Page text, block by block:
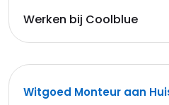
Werken bij Coolblue
Witgoed Monteur aan